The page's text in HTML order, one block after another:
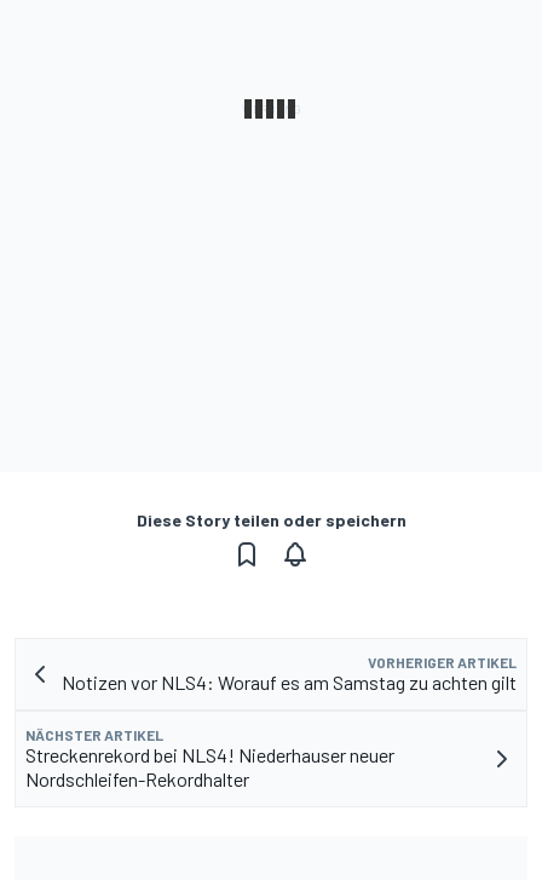
Diese Story teilen oder speichern
VORHERIGER ARTIKEL
Notizen vor NLS4: Worauf es am Samstag zu achten gilt
NÄCHSTER ARTIKEL
Streckenrekord bei NLS4! Niederhauser neuer
Nordschleifen-Rekordhalter